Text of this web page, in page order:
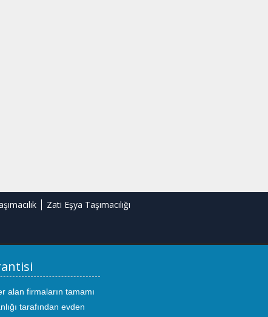
Zati Eşya Taşımacılığı
alan firmaların tamamı
tarafından evden